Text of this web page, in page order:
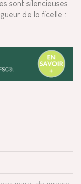
sont silencieuses
de la ficelle :